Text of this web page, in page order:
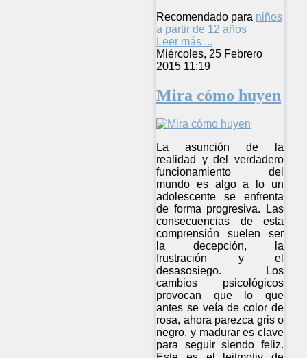
Recomendado para niños
a partir de 12 años
Leer más ...
Miércoles, 25 Febrero
2015 11:19
Mira cómo huyen
La asunción de la
realidad y del verdadero
funcionamiento del
mundo es algo a lo un
adolescente se enfrenta
de forma progresiva. Las
consecuencias de esta
comprensión suelen ser
la decepción, la
frustración y el
desasosiego. Los
cambios psicológicos
provocan que lo que
antes se veía de color de
rosa, ahora parezca gris o
negro, y madurar es clave
para seguir siendo feliz.